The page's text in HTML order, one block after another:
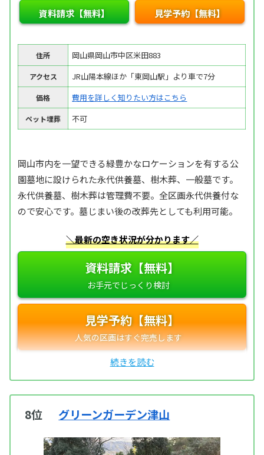
資料請求【無料】 見学予約【無料】
住所 岡山県岡山市中区米田883
アクセス JR山陽本線ほか「東岡山駅」より車で7分
価格 費用を詳しく知りたい方はこちら
ペット埋葬 不可
岡山市内を一望できる緑豊かなロケーションを有する公
園墓地に設けられた永代供養墓、樹木葬、一般墓です。
永代供養墓、樹木葬は管理費不要。全区画永代供養付な
ので安心です。墓じまい後の改葬先としても利用可能。
＼最新の空き状況が分かります／
資料請求【無料】
見学予約【無料】
8位 グリーンガーデン津山